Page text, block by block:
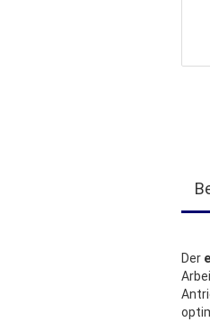
Der